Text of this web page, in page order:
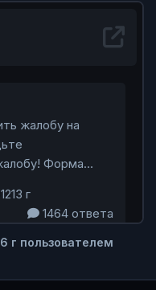
6 г пользователем